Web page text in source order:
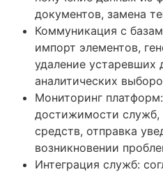
документов, замена
Коммуникация с
импорт элементов,
удаление
аналитических
Мониторинг
достижимости служб,
средств, отправка
возникновении
Интеграция служб: